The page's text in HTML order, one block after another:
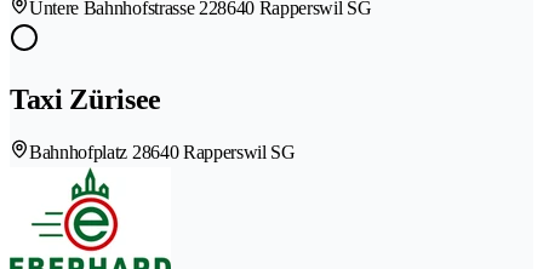
Untere Bahnhofstrasse 228640 Rapperswil SG
Taxi Zürisee
Bahnhofplatz 28640 Rapperswil SG